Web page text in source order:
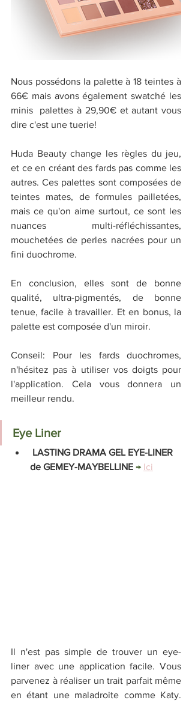
Nous possédons la palette à 18 teintes à
66€ mais avons également swatché les
minis  palettes à 29,90€ et autant vous
dire c'est une tuerie!
Huda Beauty change les règles du jeu,
et ce en créant des fards pas comme les
autres. Ces palettes sont composées de
teintes mates, de formules pailletées,
mais ce qu'on aime surtout, ce sont les
nuances multi-réfléchissantes,
mouchetées de perles nacrées pour un
fini duochrome.
En conclusion, elles sont de bonne
qualité, ultra-pigmentés, de bonne
tenue, facile à travailler. Et en bonus, la
palette est composée d'un miroir.
Conseil: Pour les fards duochromes,
n'hésitez pas à utiliser vos doigts pour
l'application. Cela vous donnera un
meilleur rendu.
Eye Liner
de GEMEY-MAYBELLINE → Ici
Il n'est pas simple de trouver un eye-
liner avec une application facile. Vous
parvenez à réaliser un trait parfait même
en étant une maladroite comme Katy.